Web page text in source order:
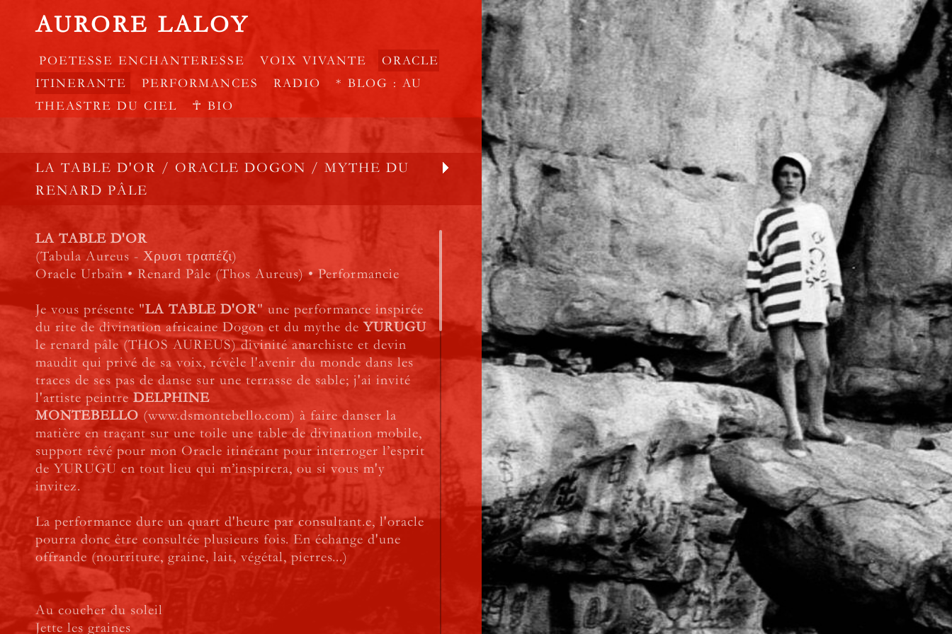
AURORE LALOY
POETESSE ENCHANTERESSE VOIX VIVANTE
ORACLE
ITINERANTE
PERFORMANCES RADIO
* BLOG : AU
THEASTRE DU CIEL
☥ BIO
LA TABLE D'OR / ORACLE DOGON / MYTHE DU
RENARD PÂLE
LA TABLE D'OR
(Tabula Aureus - Χρυσι τραπέζι)
Oracle Urbain • Renard Pâle (Thos Aureus) • Performancie
Je vous présente "LA TABLE D'OR" une performance inspirée
du rite de divination africaine Dogon et du mythe de YURUGU
le renard pâle (THOS AUREUS) divinité anarchiste et devin
maudit qui privé de sa voix, révèle l'avenir du monde dans les
traces de ses pas de danse sur une terrasse de sable; j'ai invité
l'artiste peintre DELPHINE
MONTEBELLO (www.dsmontebello.com) à faire danser la
matière en traçant sur une toile une table de divination mobile,
support rêvé pour mon Oracle itinérant pour interroger l’esprit
de YURUGU en tout lieu qui m’inspirera, ou si vous m'y
invitez.
La performance dure un quart d'heure par consultant.e, l'oracle
pourra donc être consultée plusieurs fois. En échange d'une
offrande (nourriture, graine, lait, végétal, pierres...)
Au coucher du soleil
Jette les graines